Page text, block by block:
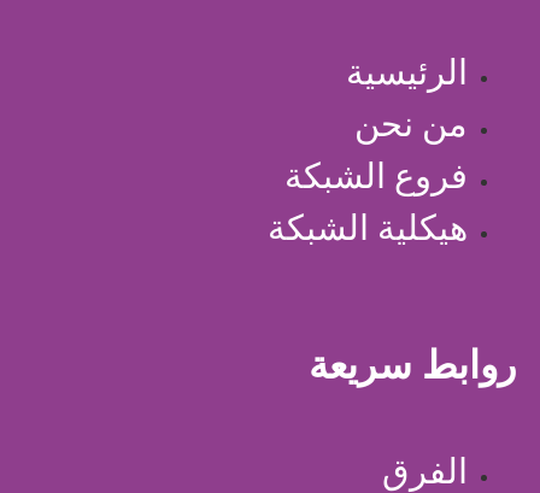
الرئيسية
من نحن
فروع الشبكة
هيكلية الشبكة
روابط سريعة
الفرق